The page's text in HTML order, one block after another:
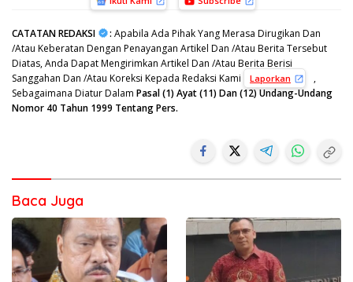
CATATAN REDAKSI : Apabila Ada Pihak Yang Merasa Dirugikan Dan
/Atau Keberatan Dengan Penayangan Artikel Dan /Atau Berita Tersebut
Diatas, Anda Dapat Mengirimkan Artikel Dan /Atau Berita Berisi
Sanggahan Dan /Atau Koreksi Kepada Redaksi Kami
Laporkan
,
Sebagaimana Diatur Dalam Pasal (1) Ayat (11) Dan (12) Undang-Undang
Nomor 40 Tahun 1999 Tentang Pers.
Baca Juga